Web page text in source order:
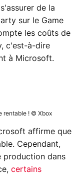
de la
sur le Game
les coûts de
c'est-à-dire
à Microsoft.
rentable ! © Xbox
affirme que
Cependant,
production dans
certains